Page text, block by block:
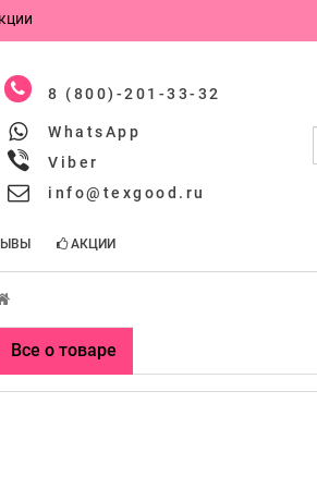
8 (800)-201-33-32
WhatsApp
Viber
info@texgood.ru
АКЦИИ
Все о товаре